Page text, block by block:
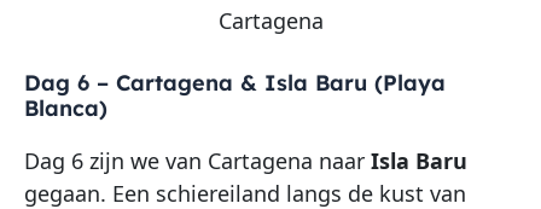
Cartagena
Dag 6 – Cartagena & Isla Baru (Playa
Blanca)
Dag 6 zijn we van Cartagena naar Isla Baru
gegaan. Een schiereiland langs de kust van